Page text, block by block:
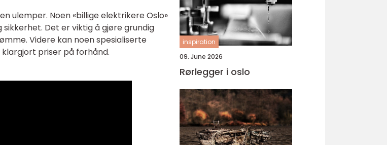
ulemper. Noen «billige elektrikere Oslo»
Det er viktig å gjøre grundig
Videre kan noen spesialiserte
priser på forhånd.
inspiration
09. June 2026
Rørlegger i oslo